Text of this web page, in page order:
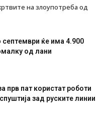
на злоупотреба од
септември ќе има 4.900
од лани
прв пат користат роботи
зад руските линии